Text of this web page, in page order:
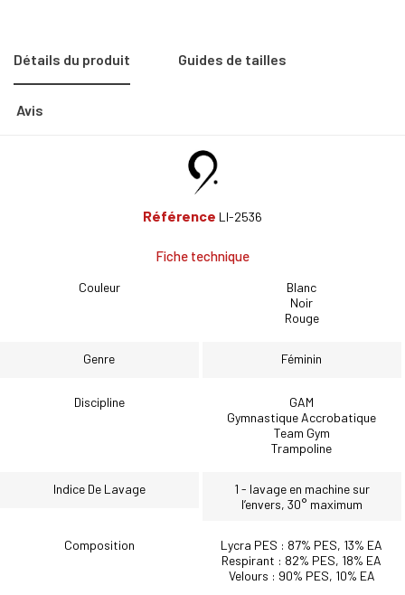
Détails du produit Guides de tailles
Avis
Référence LI-2536
Fiche technique
Couleur
Blanc
Noir
Rouge
Genre Féminin
Discipline
GAM
Gymnastique Accrobatique
Team Gym
Trampoline
Indice De Lavage
1 - lavage en machine sur
l’envers, 30° maximum
Composition
Lycra PES : 87% PES, 13% EA
Respirant : 82% PES, 18% EA
Velours : 90% PES, 10% EA